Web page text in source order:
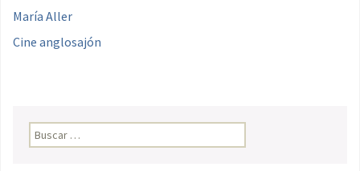
María Aller
Cine anglosajón
Buscar: